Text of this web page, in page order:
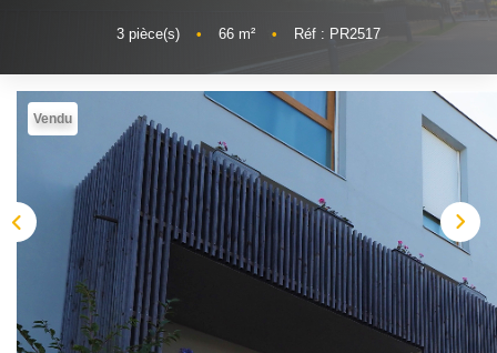
CONTACT
3 pièce(s) • 66 m² • Réf : PR2517
Vendu